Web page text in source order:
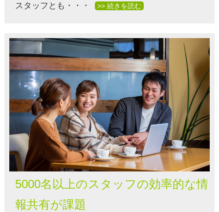
スタッフとも・・・
>> 続きを読む
5000名以上のスタッフの効率的な情
報共有が課題